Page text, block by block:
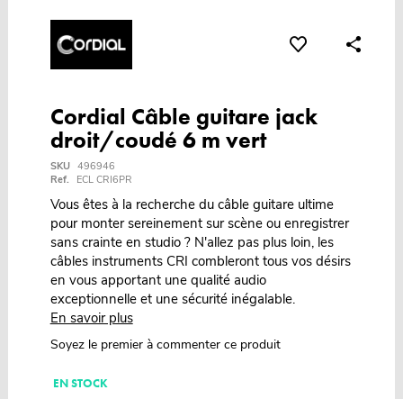
Cordial Câble guitare jack
droit/coudé 6 m vert
SKU 496946
Ref.
ECL CRI6PR
Vous êtes à la recherche du câble guitare ultime
pour monter sereinement sur scène ou enregistrer
sans crainte en studio ? N'allez pas plus loin, les
câbles instruments CRI combleront tous vos désirs
en vous apportant une qualité audio
exceptionnelle et une sécurité inégalable.
En savoir plus
Soyez le premier à commenter ce produit
EN STOCK